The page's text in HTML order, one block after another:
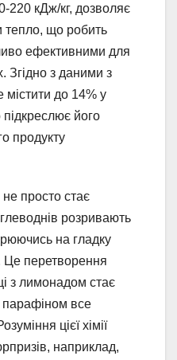
220 кДж/кг, дозволяє
тепло, що робить
ефективними для
Згідно з даними з
містити до 14% у
його
продукту
просто стає
розривають
на гладку
Це перетворення
з лимонадом стає
все
цієї хімії
наприклад,